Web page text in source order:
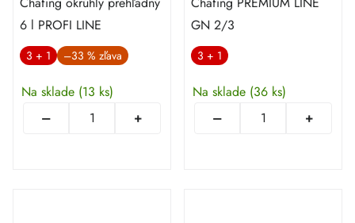
6 l PROFI LINE
3 + 1 –33 %
Na sklade (13 ks)
GN 2/3
3 + 1
Na sklade (36 ks)